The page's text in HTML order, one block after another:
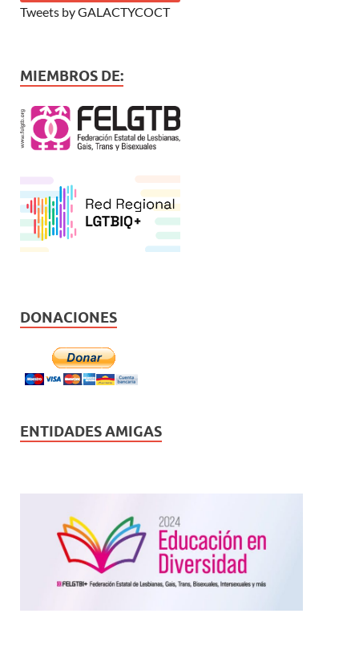
Tweets by GALACTYCOCT
MIEMBROS DE:
DONACIONES
ENTIDADES AMIGAS